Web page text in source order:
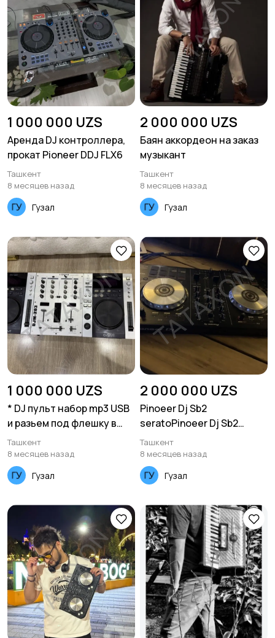
1 000 000 UZS
Аренда DJ контроллера,
прокат Pioneer DDJ FLX6
Ташкент
8 месяцев назад
Гузал
2 000 000 UZS
Баян аккордеон на заказ
музыкант
Ташкент
8 месяцев назад
Гузал
1 000 000 UZS
* DJ пульт набор mp3 USB
и разьем под флешку в
хорошем рабочем
состоян
Ташкент
8 месяцев назад
Гузал
2 000 000 UZS
Pinoeer Dj Sb2
seratoPinoeer Dj Sb2
serato
Ташкент
8 месяцев назад
Гузал